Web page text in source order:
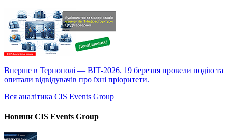
Вперше в Тернополі — ВІТ-2026. 19 березня провели подію та
опитали відвідувачів про їхні пріоритети.
Вся аналітика CIS Events Group
Новини CIS Events Group